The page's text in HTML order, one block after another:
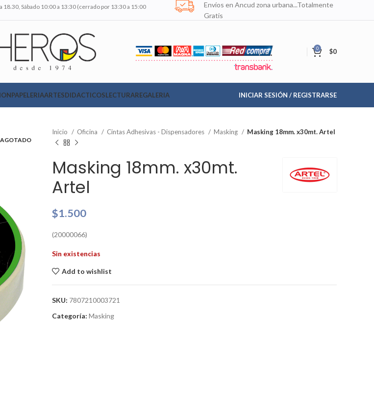
Sábado 10:00 a 13:30 (cerrado por 13:30 a 15:00
Envíos en Ancud zona urbana...Totalmente
Gratis
0 $0
PAPELERIAARTESDIDACTICOSLECTURAREGALERIA INICIAR SESIÓN / REGISTRARSE
AGOTADO
Inicio Oficina Cintas Adhesivas - Dispensadores Masking Masking 18mm. x30mt. Artel
Masking 18mm. x30mt.
Artel
$1.500
(20000066)
Sin existencias
Add to wishlist
SKU: 7807210003721
Categoría: Masking